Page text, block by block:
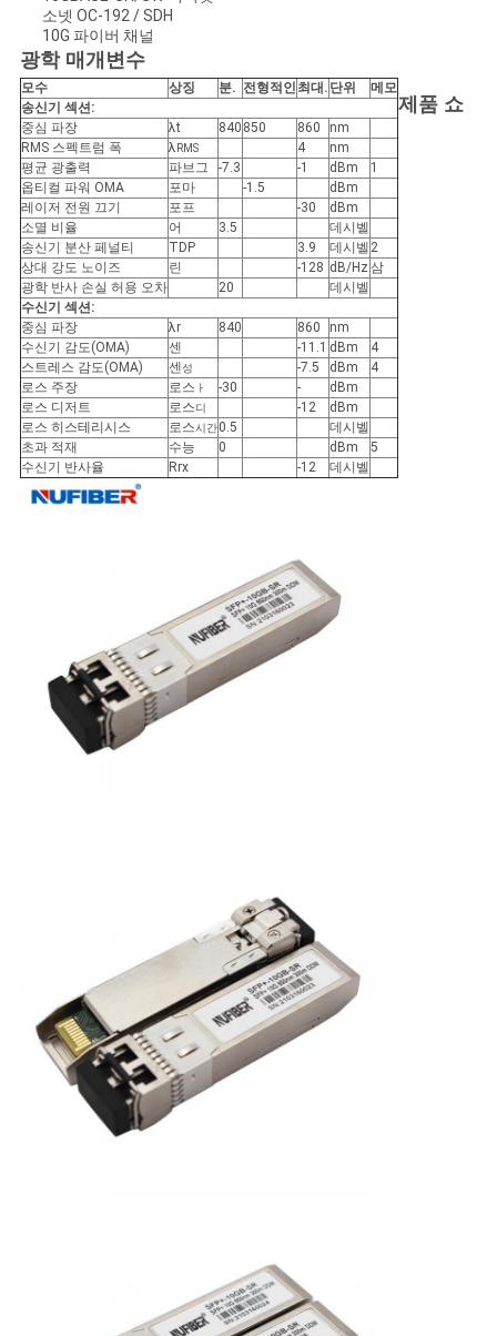
개
인
정
보
보
호
정
책
소넷 OC-192 / SDH
10G 파이버 채널
광학 매개변수
모수 상징 분. 전형적인 최대 . 단위
메모
송신기 섹션:
중심 파장
λt 840 850 860
nm
RMS 스펙트럼 폭
λ RMS 4
nm
평균 광출력
파브그 -7.3 -1 dBm
1
옵티컬 파워 OMA
포마 -1.5
dBm
레이저 전원 끄기
포프 -30
dBm
소멸 비율
어 3.5
데시벨
송신기 분산 페널티
TDP 3.9 데시벨 2
상대 강도 노이즈
린 -128 dB/Hz삼
광학 반사 손실 허용 오차
20
데시벨
수신기 섹션:
중심 파장
λr 840 860
nm
수신기 감도(OMA)
센 -11.1 dBm
4
스트레스 감도(OMA)
센성 -7.5 dBm
4
로스 주장
로스 ㅏ -30 -
dBm
로스 디저트
로스디 -12
dBm
로스 히스테리시스
로스시간0.5
데시벨
초과 적재
수능 0 dBm
5
수신기 반사율
Rrx -12 데시벨
제품 쇼